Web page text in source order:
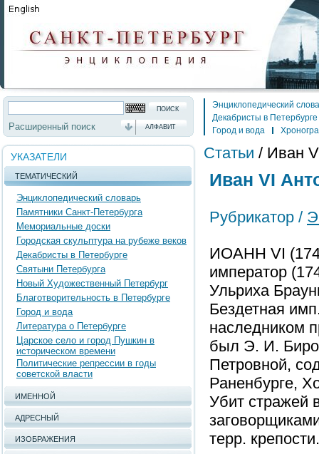
Расширенный поиск АЛФАВИТ
УКАЗАТЕЛИ
ТЕМАТИЧЕСКИЙ
Энциклопедический словарь
Памятники Санкт-Петербурга
Мемориальные доски
Городская скульптура на рубеже веков
Декабристы в Петербурге
Святыни Петербурга
Новый Художественный Петербург
Благотворительность в Петербурге
Город и вода
Литература о Петербурге
Царское село и город Пушкин в
историческом времени
Политические репрессии в годы
советской власти
ИМЕННОЙ
АДРЕСНЫЙ
ИЗОБРАЖЕНИЯ
Энциклопедический
Декабристы в Петербурге
Город и вода
Статьи / Иван
Иван VI
Рубрикатор /
ИОАНН VI
император
Ульриха
Бездетная
наследником
был Э. И.
Петровной,
Раненбурге,
Убит стражей
терр. крепости.